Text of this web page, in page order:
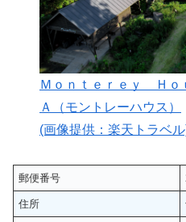
Ｍｏｎｔｅｒｅｙ Ｈ
Ａ（モントレーハウス）
(画像提供：楽天トラベ
郵便番号
住所